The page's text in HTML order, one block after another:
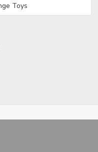
Toys